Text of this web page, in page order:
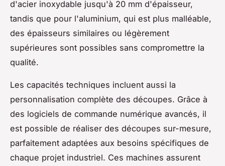
d'acier inoxydable jusqu'à 20 mm d'épaisseur,
tandis que pour l'aluminium, qui est plus malléable,
des épaisseurs similaires ou légèrement
supérieures sont possibles sans compromettre la
qualité.
Les capacités techniques incluent aussi la
personnalisation complète des découpes. Grâce à
des logiciels de commande numérique avancés, il
est possible de réaliser des découpes sur-mesure,
parfaitement adaptées aux besoins spécifiques de
chaque projet industriel. Ces machines assurent